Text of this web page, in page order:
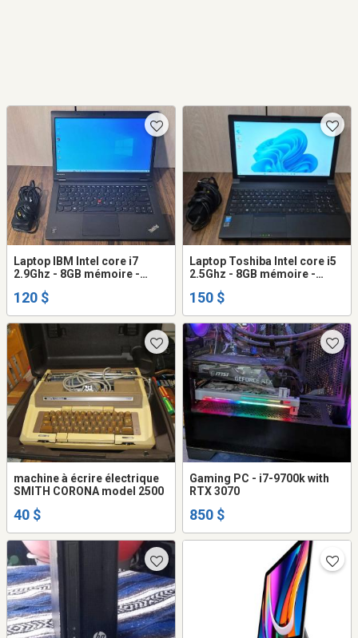
Laptop IBM Intel core i7
2.9Ghz - 8GB mémoire -
120 $
Laptop Toshiba Intel core i5
2.5Ghz - 8GB mémoire -
caméra
150 $
machine à écrire électrique
SMITH CORONA model 2500
40 $
Gaming PC - i7-9700k with
RTX 3070
850 $